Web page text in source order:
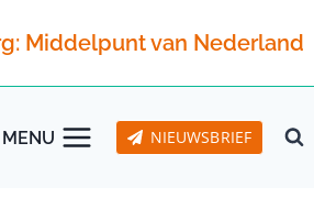
Middelpunt van Nederland
MENU NIEUWSBRIEF